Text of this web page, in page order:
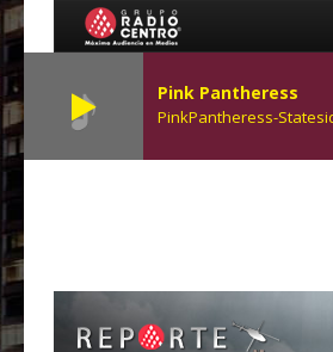
Pink Pantheress
PinkPantheress-